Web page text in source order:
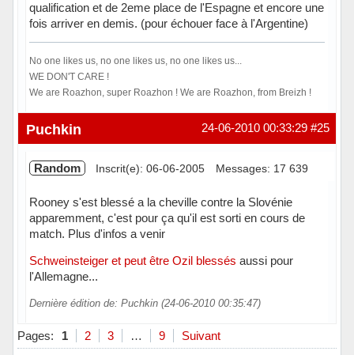
qualification et de 2eme place de l'Espagne et encore une
fois arriver en demis. (pour échouer face à l'Argentine)
No one likes us, no one likes us, no one likes us...
WE DON'T CARE !
We are Roazhon, super Roazhon ! We are Roazhon, from Breizh !
Hors ligne #25
24-06-2010 00:33:29
Puchkin
Random Inscrit(e): 06-06-2005 Messages: 17 639
Rooney s'est blessé a la cheville contre la Slovénie
apparemment, c'est pour ça qu'il est sorti en cours de
match. Plus d'infos a venir
Schweinsteiger et peut être Ozil blessés aussi pour
l'Allemagne...
Dernière édition de: Puchkin (24-06-2010 00:35:47)
Hors ligne
Pages: 1 2 3 … 9 Suivant